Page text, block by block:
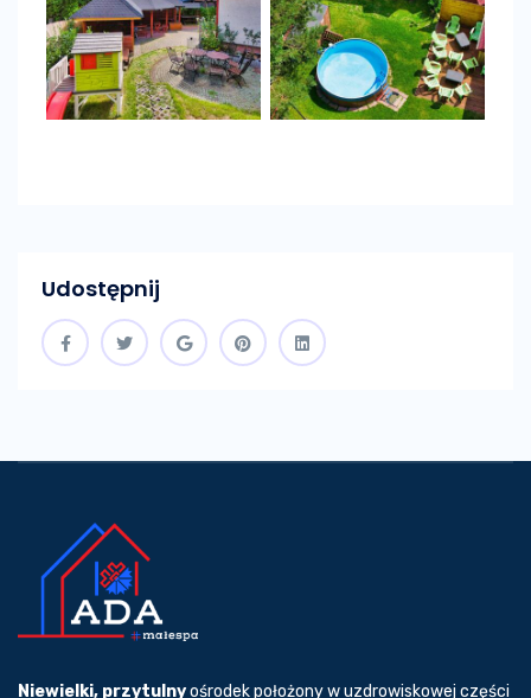
Udostępnij
Niewielki, przytulnyośrodek położony w uzdrowiskowej części